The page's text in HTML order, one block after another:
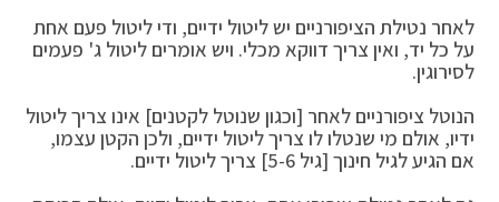
לאחר נטילת הציפורניים יש ליטול ידיים, ודי ליטול פעם אחת
על כל יד, ואין צריך דווקא מכלי. ויש אומרים ליטול ג' פעמים
לסירוגין.
הנוטל ציפורניים לאחר [וכגון שנוטל לקטנים] אינו צריך ליטול
ידיו, אולם מי שנטלו לו צריך ליטול ידיים, ולכן הקטן עצמו,
אם הגיע לגיל חינוך [גיל 5-6] צריך ליטול ידיים.